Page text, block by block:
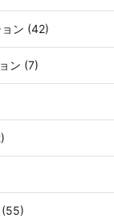
ン (42)
ン (7)
(55)